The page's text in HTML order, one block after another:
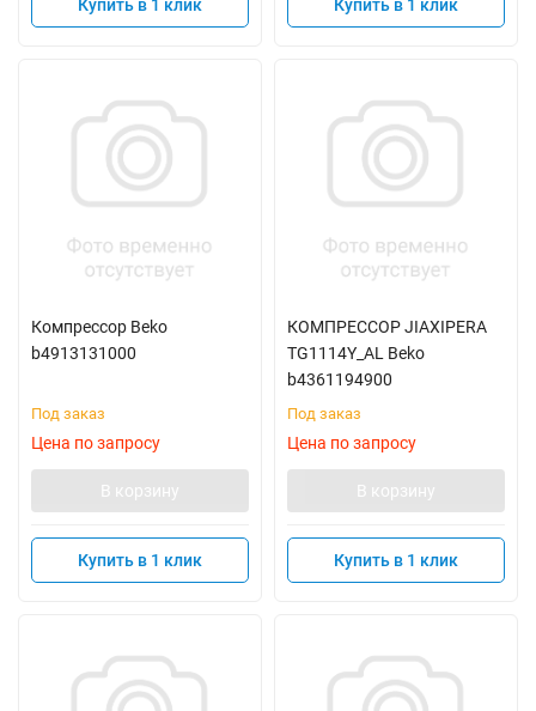
Купить в 1 клик Купить в 1 клик
Компрессор Beko
b4913131000
Под заказ
Цена по запросу
В корзину
Купить в 1 клик
КОМПРЕССОР JIAXIPERA
TG1114Y_AL Beko
b4361194900
Под заказ
Цена по запросу
В корзину
Купить в 1 клик